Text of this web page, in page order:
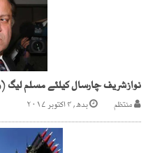
منتظم بدھ, ۴ اکتوبر ۲۰۱۷